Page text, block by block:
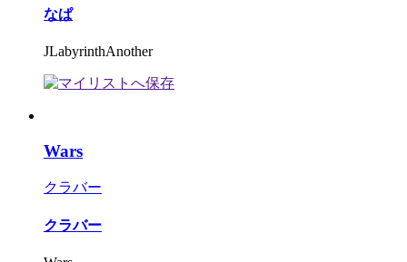
なぱ
JLabyrinthAnother
Wars
クラバー
クラバー